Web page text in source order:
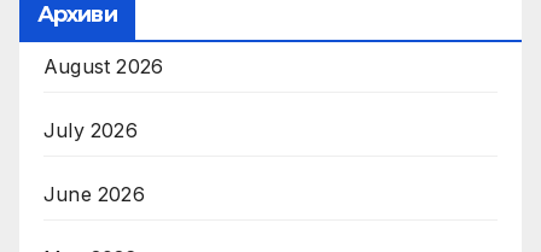
Архиви
August 2026
July 2026
June 2026